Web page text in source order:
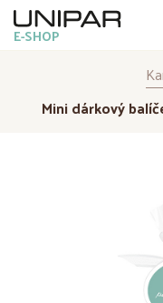
E-SHOP
Mini dárkový